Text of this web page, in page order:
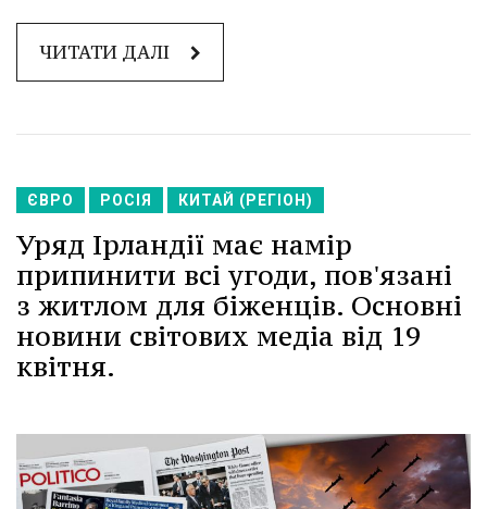
ЧИТАТИ ДАЛІ
ЄВРО РОСІЯ КИТАЙ (РЕГІОН)
Уряд Ірландії має намір
припинити всі угоди, пов'язані
з житлом для біженців. Основні
новини світових медіа від 19
квітня.